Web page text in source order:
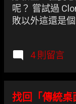
呢？ 嘗試過
敗以外這還是
4 則留言
找回「傳統桌